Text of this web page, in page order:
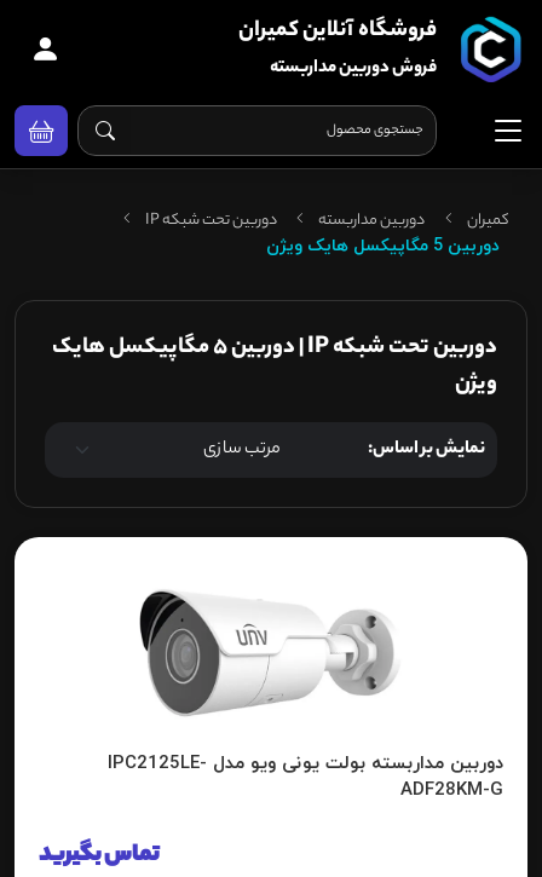
فروشگاه آنلاین کمیران
فروش دوربین مداربسته
کمیران دوربین مداربسته دوربین تحت شبکه IP
دوربین 5 مگاپیکسل هایک ویژن
دوربین تحت شبکه IP | دوربین 5 مگاپیکسل هایک
ویژن
نمایش بر اساس:
دوربین مداربسته بولت یونی ویو مدل IPC2125LE-
ADF28KM-G
تماس بگیرید